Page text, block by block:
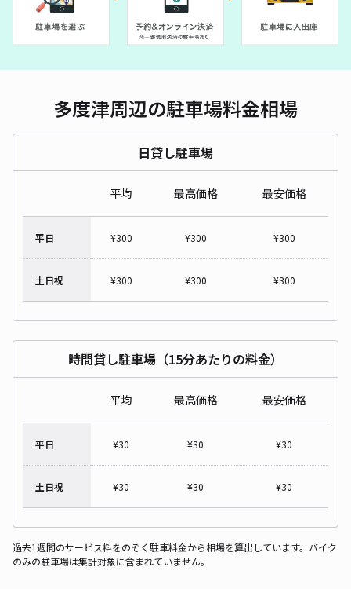
多度津周辺の駐車場料金相場
日貸し駐車場
平均 最高価格 最安価格
平日 ¥300 ¥300 ¥300
土日祝 ¥300 ¥300 ¥300
時間貸し駐車場（15分あたりの料金）
平均 最高価格 最安価格
平日 ¥30 ¥30 ¥30
土日祝 ¥30 ¥30 ¥30
過去1週間のサービス料をのぞく駐車料金から相場を算出しています。バイク
のみの駐車場は集計対象に含まれていません。